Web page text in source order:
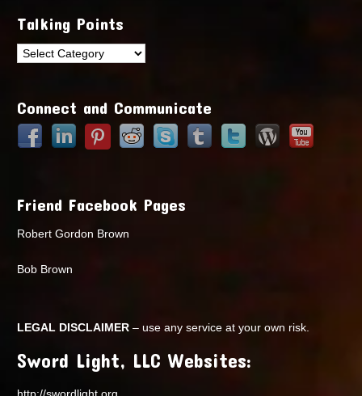
Talking Points
Talking
Connect and Communicate
Friend Facebook Pages
Robert Gordon Brown
Bob Brown
LEGAL DISCLAIMER – use any service at your own risk.
Sword Light, LLC Websites: